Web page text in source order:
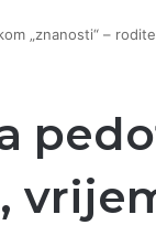
„znanosti“ –